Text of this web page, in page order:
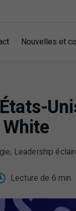
Nouvelles et
Leadership
Lecture de 6 min.